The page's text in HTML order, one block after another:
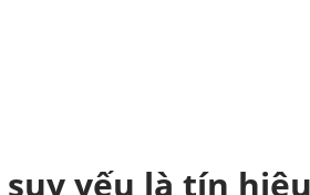
yếu là tín